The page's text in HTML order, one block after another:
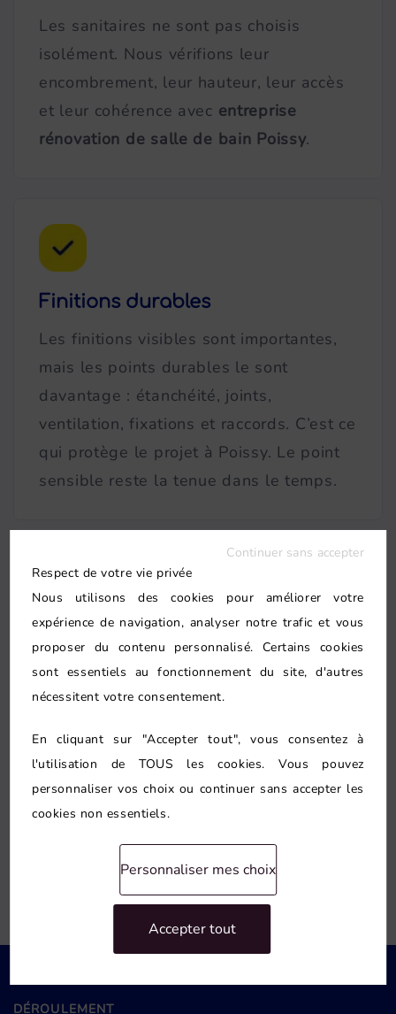
Les sanitaires ne sont pas choisis
isolément. Nous vérifions leur
encombrement, leur hauteur, leur accès
et leur cohérence avec entreprise
rénovation de salle de bain Poissy.
Finitions durables
Les finitions visibles sont importantes,
mais les points durables le sont
davantage : étanchéité, joints,
ventilation, fixations et raccords. C’est ce
qui protège le projet à Poissy. Le point
sensible reste la tenue dans le temps.
Conseil personnalisé
Le conseil porte aussi surentreprise de
lorsque cette piste apporte une vraie
réponse. Nous évitons les options
redondantes et gardons une priorité :
une circulation plus naturelle dans une
pièce souvent contrainte.
DÉROULEMENT
Continuer sans accepter
Respect de votre vie privée
Nous utilisons des cookies pour améliorer votre
expérience de navigation, analyser notre trafic et vous
proposer du contenu personnalisé. Certains cookies
sont essentiels au fonctionnement du site, d'autres
nécessitent votre consentement.
En cliquant sur "Accepter tout", vous consentez à
l'utilisation de TOUS les cookies. Vous pouvez
personnaliser vos choix ou continuer sans accepter les
cookies non essentiels.
Personnaliser mes choix
Accepter tout